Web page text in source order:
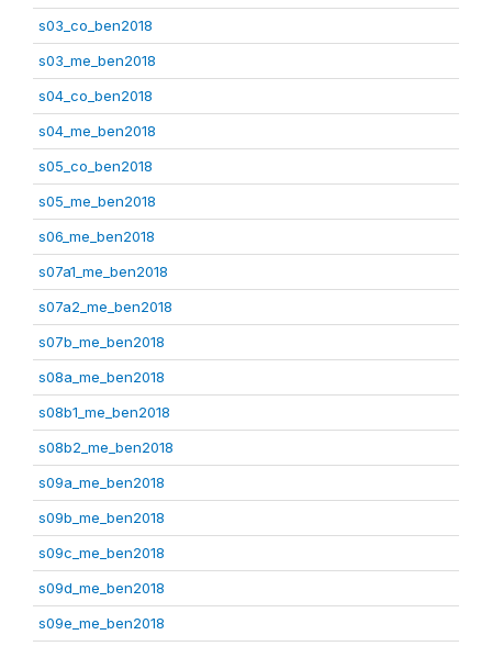
s03_co_ben2018
s03_me_ben2018
s04_co_ben2018
s04_me_ben2018
s05_co_ben2018
s05_me_ben2018
s06_me_ben2018
s07a1_me_ben2018
s07a2_me_ben2018
s07b_me_ben2018
s08a_me_ben2018
s08b1_me_ben2018
s08b2_me_ben2018
s09a_me_ben2018
s09b_me_ben2018
s09c_me_ben2018
s09d_me_ben2018
s09e_me_ben2018